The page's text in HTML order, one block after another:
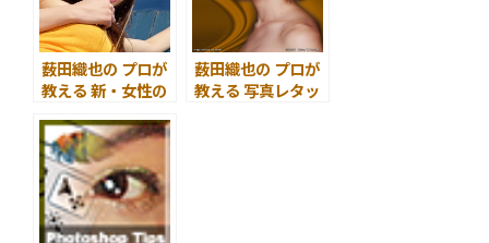
薮田織也の プロが
教える 新・女性の
次 ～ はじめ
に ～
薮田織也の プロが
教える 写真レタッ